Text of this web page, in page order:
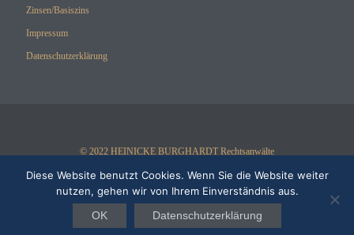
Zinsen/Basiszins
Impressum
Datenschutzerklärung
© 2022 HEINICKE BURGHARDT Rechtsanwälte
Diese Website benutzt Cookies. Wenn Sie die Website weiter
nutzen, gehen wir von Ihrem Einverständnis aus.
OK
Datenschutzerklärung